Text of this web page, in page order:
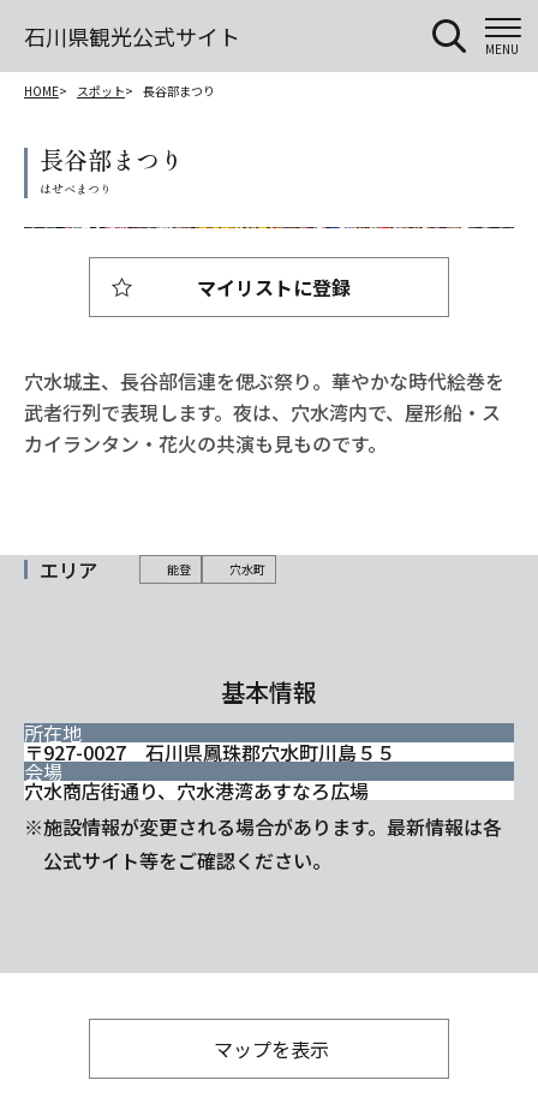
石川県観光公式サイト MENU
HOME スポット 長谷部まつり
長谷部まつり
穴水城主、長谷部信連を偲ぶ祭り。華やかな時代絵巻を
武者行列で表現します。夜は、穴水湾内で、屋形船・ス
カイランタン・花火の共演も見ものです。
マイリストに登録
エリア 能登 穴水町
基本情報
所在地
〒927-0027 石川県鳳珠郡穴水町川島５５
会場
穴水商店街通り、穴水港湾あすなろ広場
※施設情報が変更される場合があります。最新情報は各
公式サイト等をご確認ください。
マップを表示